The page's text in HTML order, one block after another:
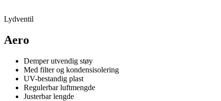
Lydventil
Aero
Demper utvendig støy
Med filter og kondensisolering
UV-bestandig plast
Regulerbar luftmengde
Justerbar lengde